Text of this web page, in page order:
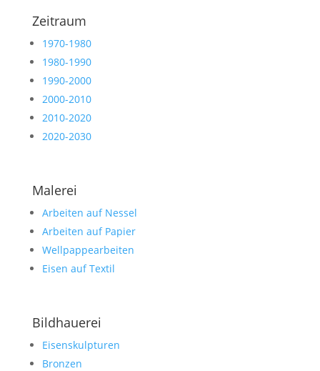
Zeitraum
1970-1980
1980-1990
1990-2000
2000-2010
2010-2020
2020-2030
Malerei
Arbeiten auf Nessel
Arbeiten auf Papier
Wellpappearbeiten
Eisen auf Textil
Bildhauerei
Eisenskulpturen
Bronzen